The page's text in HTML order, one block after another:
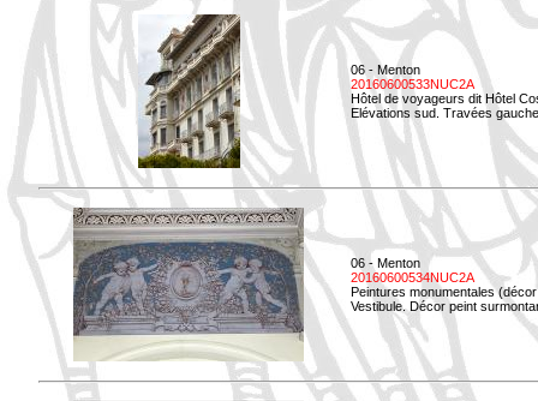
06 - Menton
20160600533NUC2A
Hôtel de voyageurs dit Hôtel
Elévations sud. Travées
06 - Menton
20160600534NUC2A
Peintures monumentales
Vestibule. Décor peint